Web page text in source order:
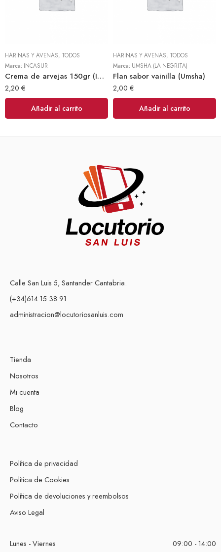
HARINAS Y AVENAS, TODOS
Marca: INCASUR
Crema de arvejas 150gr (INCASUR)
2,20 €
Añadir al carrito
HARINAS Y AVENAS, TODOS
Marca: UMSHA (LA NEGRITA)
Flan sabor vainilla (Umsha)
2,00 €
Añadir al carrito
Calle San Luis 5, Santander Cantabria.
(+34)614 15 38 91
administracion@locutoriosanluis.com
Tienda
Nosotros
Mi cuenta
Blog
Contacto
Política de privacidad
Política de Cookies
Política de devoluciones y reembolsos
Aviso Legal
Lunes - Viernes
09:00 - 14:00